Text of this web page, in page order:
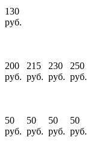
130
руб.
200
руб.
215
руб.
230
руб.
250
руб.
50
руб.
50
руб.
50
руб.
50
руб.